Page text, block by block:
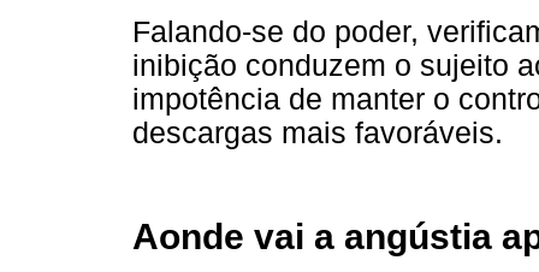
Falando-se do poder,
inibição conduzem o sujeito
impotência de manter o
descargas mais favoráveis.
Aonde vai a angústia